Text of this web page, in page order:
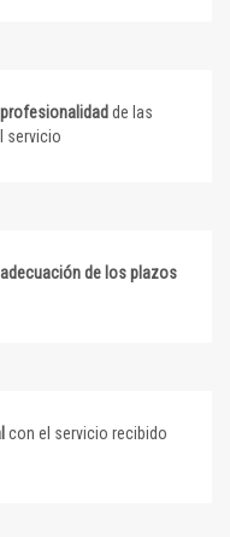
profesionalidad de las
servicio
adecuación de los plazos
con el servicio recibido